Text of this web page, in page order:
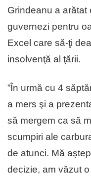
Grindeanu a arătat
guvernezi pentru
Excel care să-ţi
insolvenţă al ţării.
”În urmă cu 4
a mers şi a
să mergem ca să
scumpiri ale
de atunci. Mă
decizie, am văzut